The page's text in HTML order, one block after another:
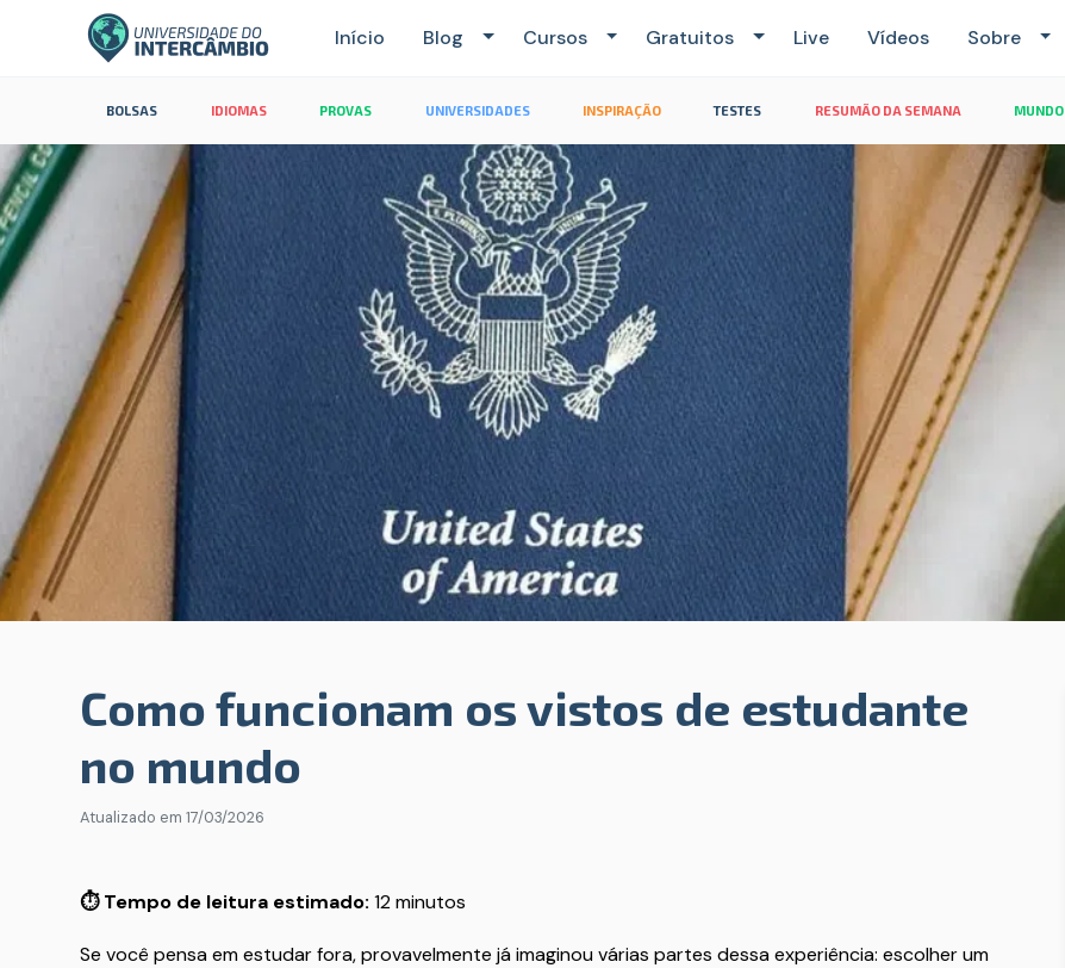
Início Blog Cursos Gratuitos Live Vídeos Sobre
BOLSAS IDIOMAS PROVAS UNIVERSIDADES INSPIRAÇÃO TESTES RESUMÃO DA SEMANA MUNDO
Como funcionam os vistos de estudante
no mundo
Atualizado em 17/03/2026
⏱️ Tempo de leitura estimado: 12 minutos
Se você pensa em estudar fora, provavelmente já imaginou várias partes dessa experiência: escolher um